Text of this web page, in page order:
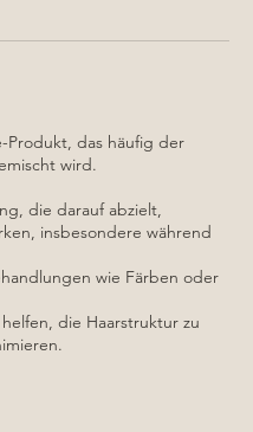
Produkt, das häufig der
wird.
die darauf abzielt,
insbesondere während
wie Färben oder
die Haarstruktur zu